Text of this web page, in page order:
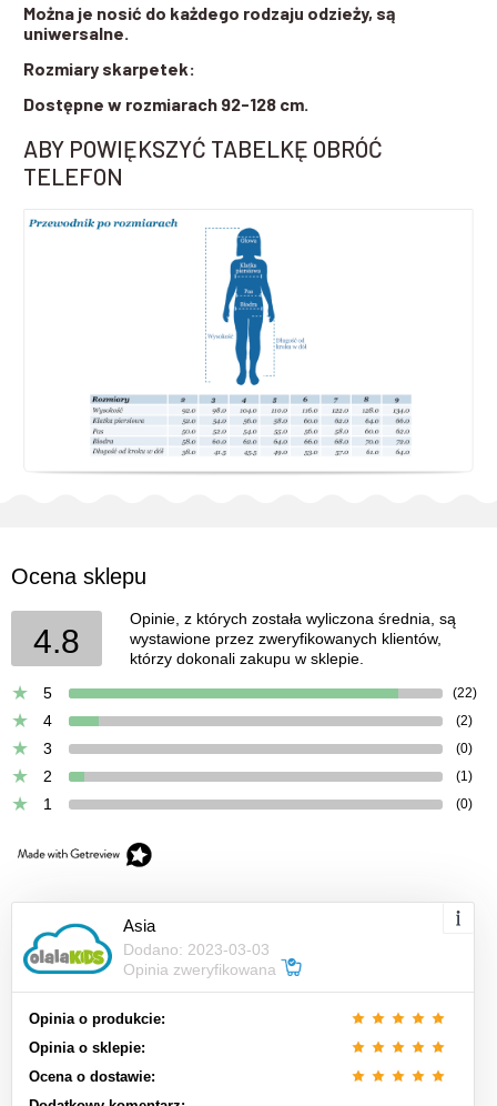
Można je nosić do każdego rodzaju odzieży, są
uniwersalne.
Rozmiary skarpetek:
Dostępne w rozmiarach 92-128 cm.
ABY POWIĘKSZYĆ TABELKĘ OBRÓĆ
TELEFON
Ocena sklepu
4.8
Opinie, z których została wyliczona średnia, są
wystawione przez zweryfikowanych klientów,
którzy dokonali zakupu w sklepie.
5
(22)
4 (2)
3 (0)
2 (1)
1 (0)
Asia
Dodano: 2023-03-03
Opinia zweryfikowana
Opinia o produkcie:
Opinia o sklepie:
Ocena o dostawie: